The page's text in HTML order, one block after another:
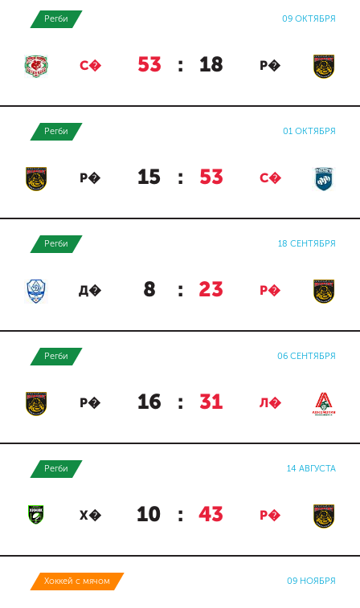
Регби 09 ОКТЯБРЯ
С� 53 : 18 Р�
Регби 01 ОКТЯБРЯ
Р� 15 : 53 С�
Регби 18 СЕНТЯБРЯ
Д� 8 : 23 Р�
Регби 06 СЕНТЯБРЯ
Р� 16 : 31 Л�
Регби 14 АВГУСТА
Х� 10 : 43 Р�
Хоккей с мячом 09 НОЯБРЯ